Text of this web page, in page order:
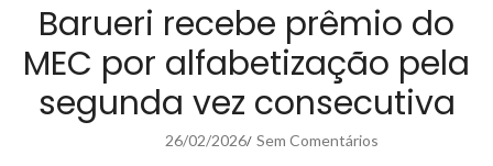
Barueri recebe prêmio do
MEC por alfabetização pela
segunda vez consecutiva
26/02/2026/ Sem Comentários